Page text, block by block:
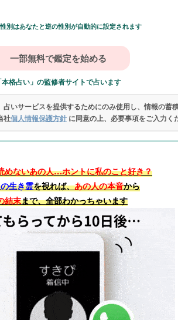
別はあなたと逆の性別が自動的に設定されます
本格占い」の監修者サイトで占います
いサービスを提供するためにのみ使用し、情報の蓄
社個人情報保護方針 に同意の上、必要事項をご入力く
めないあの人…ホントに私のこと好き？
生き霊を視れば、あの人の本音から
結末まで、全部わかっちゃいます